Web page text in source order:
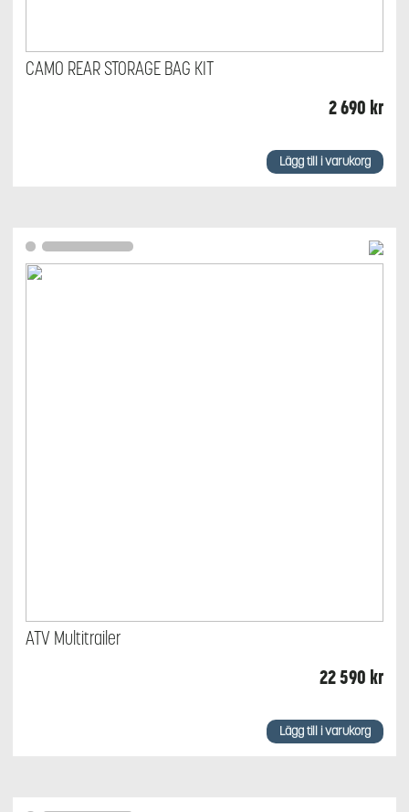
CAMO REAR STORAGE BAG KIT
2 690 kr
Lägg till i varukorg
ATV Multitrailer
22 590 kr
Lägg till i varukorg